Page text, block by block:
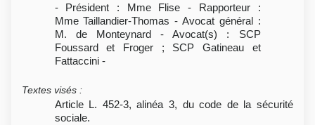
- Président : Mme Flise - Rapporteur :
Mme Taillandier-Thomas - Avocat général :
M. de Monteynard - Avocat(s) : SCP
Foussard et Froger ; SCP Gatineau et
Fattaccini -
Textes visés :
Article L. 452-3, alinéa 3, du code de la sécurité
sociale.